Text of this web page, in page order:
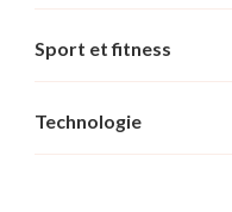
Sport et fitness
Technologie